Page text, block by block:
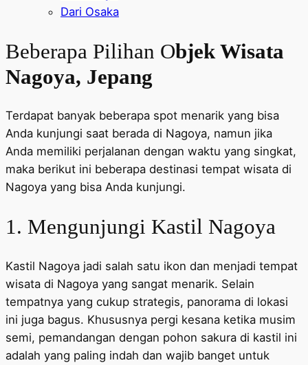
Dari Osaka
Beberapa Pilihan Objek Wisata
Nagoya, Jepang
Terdapat banyak beberapa spot menarik yang bisa
Anda kunjungi saat berada di Nagoya, namun jika
Anda memiliki perjalanan dengan waktu yang singkat,
maka berikut ini beberapa destinasi tempat wisata di
Nagoya yang bisa Anda kunjungi.
1. Mengunjungi Kastil Nagoya
Kastil Nagoya jadi salah satu ikon dan menjadi tempat
wisata di Nagoya yang sangat menarik. Selain
tempatnya yang cukup strategis, panorama di lokasi
ini juga bagus. Khususnya pergi kesana ketika musim
semi, pemandangan dengan pohon sakura di kastil ini
adalah yang paling indah dan wajib banget untuk